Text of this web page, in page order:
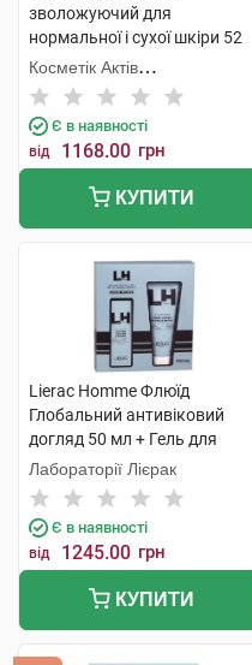
зволожуючий для
нормальної і сухої шкіри 52
мл + Крем денний SPF50 52
мл 1 набір
Косметік Актів
Інтернаціональ
Є в наявності
від 1168.00 грн
КУПИТИ
Lierac Homme Флюїд
Глобальний антивіковий
догляд 50 мл + Гель для
душу 200 мл 1 набір
Лабораторії Лієрак
Є в наявності
від 1245.00 грн
КУПИТИ